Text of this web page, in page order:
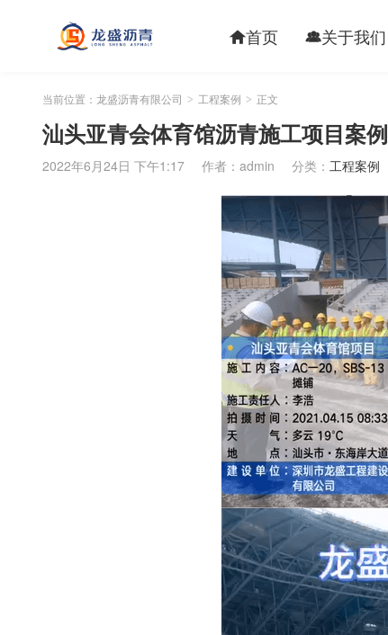
首页 关于我们
当前位置： 龙盛沥青有限公司 > 工程案例 > 正文
汕头亚青会体育馆沥青施工项目案例
2022年6月24日 下午1:17 作者：admin 分类： 工程案例